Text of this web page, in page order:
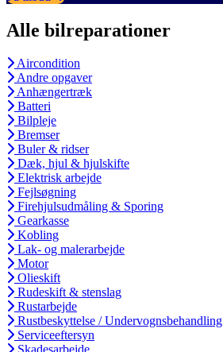
Alle bilreparationer
Aircondition
Andre opgaver
Anhængertræk
Batteri
Bilpleje
Bremser
Buler & ridser
Dæk, hjul & hjulskifte
Elektrisk arbejde
Fejlsøgning
Firehjulsudmåling & Sporing
Gearkasse
Kobling
Lak- og malerarbejde
Motor
Olieskift
Rudeskift & stenslag
Rustarbejde
Rustbeskyttelse / Undervognsbehandling
Serviceeftersyn